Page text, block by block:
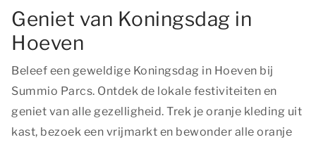
Geniet van Koningsdag in
Hoeven
Beleef een geweldige Koningsdag in Hoeven bij
Summio Parcs. Ontdek de lokale festiviteiten en
geniet van alle gezelligheid. Trek je oranje kleding uit
kast, bezoek een vrijmarkt en bewonder alle oranje